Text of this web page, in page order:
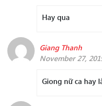
Hay qua
Giang Thanh
November 27,
Giong nữ ca hay